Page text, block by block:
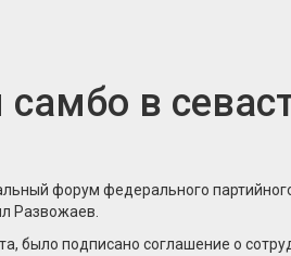
в
форум федерального
Развожаев.
было подписано соглашение о